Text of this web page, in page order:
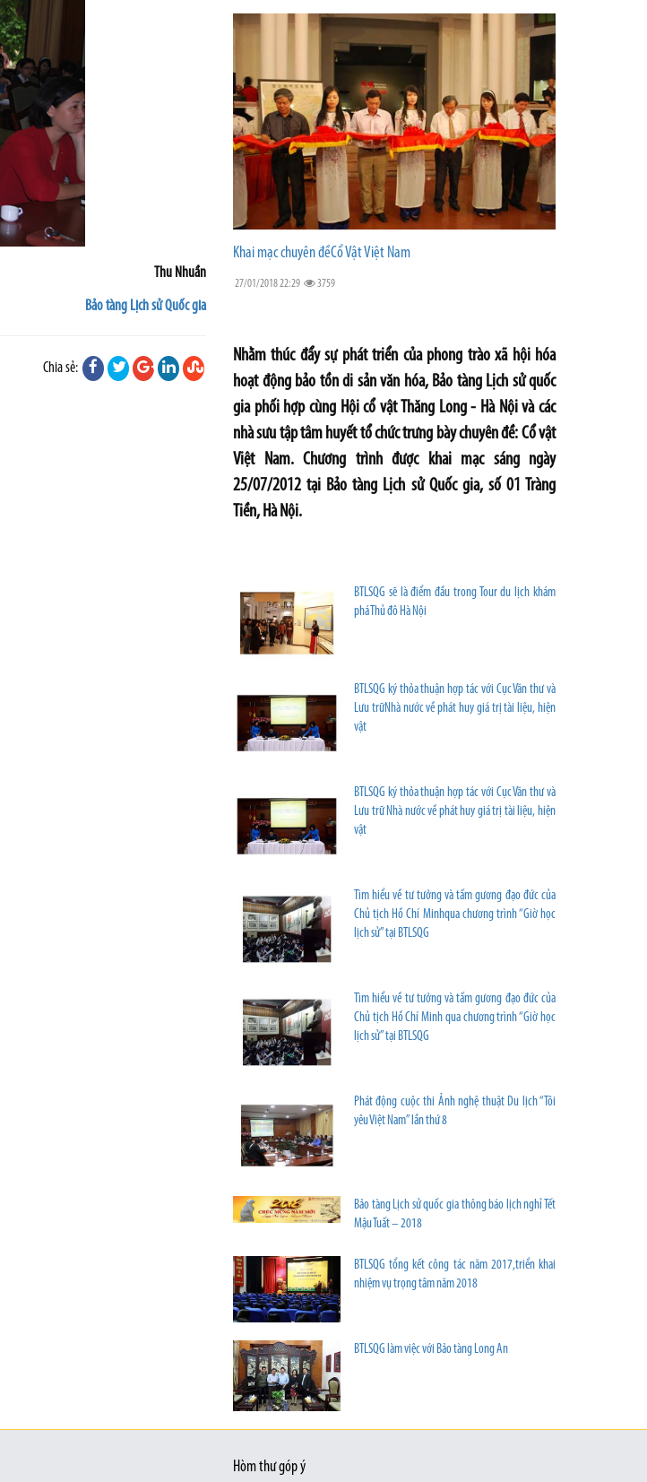
Thu Nhuần
Bảo tàng Lịch sử Quốc gia
Chia sẻ:
Khai mạc chuyên đềCổ Vật Việt Nam
27/01/2018 22:29 3759
Nhằm thúc đẩy sự phát triển của phong trào xã hội hóa
hoạt động bảo tồn di sản văn hóa, Bảo tàng Lịch sử quốc
gia phối hợp cùng Hội cổ vật Thăng Long - Hà Nội và các
nhà sưu tập tâm huyết tổ chức trưng bày chuyên đề: Cổ vật
Việt Nam. Chương trình được khai mạc sáng ngày
25/07/2012 tại Bảo tàng Lịch sử Quốc gia, số 01 Tràng
Tiền, Hà Nội.
BTLSQG sẽ là điểm đầu trong Tour du lịch khám
phá Thủ đô Hà Nội
BTLSQG ký thỏa thuận hợp tác với Cục Văn thư và
Lưu trữNhà nước về phát huy giá trị tài liệu, hiện
vật
BTLSQG ký thỏa thuận hợp tác với Cục Văn thư và
Lưu trữ Nhà nước về phát huy giá trị tài liệu, hiện
vật
Tìm hiểu về tư tưởng và tấm gương đạo đức của
Chủ tịch Hồ Chí Minhqua chương trình “Giờ học
lịch sử” tại BTLSQG
Tìm hiểu về tư tưởng và tấm gương đạo đức của
Chủ tịch Hồ Chí Minh qua chương trình “Giờ học
lịch sử” tại BTLSQG
Phát động cuộc thi Ảnh nghệ thuật Du lịch “Tôi
yêu Việt Nam” lần thứ 8
Bảo tàng Lịch sử quốc gia thông báo lịch nghỉ Tết
Mậu Tuất – 2018
BTLSQG tổng kết công tác năm 2017,triển khai
nhiệm vụ trọng tâm năm 2018
BTLSQG làm việc với Bảo tàng Long An
Hòm thư góp ý